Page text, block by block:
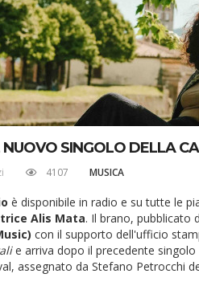
NUOVO SINGOLO DELLA
4107 MUSICA
è disponibile in radio e su tutte le
Alis Mata. Il brano, pubblicato
con il supporto dell'ufficio
e arriva dopo il precedente singolo
assegnato da Stefano Petrocchi